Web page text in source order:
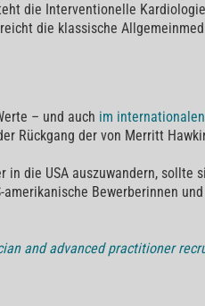
die Interventionelle
die klassische
– und auch im
Rückgang der von Merritt
in die USA auszuwandern,
Bewerberinnen
and advanced practitioner